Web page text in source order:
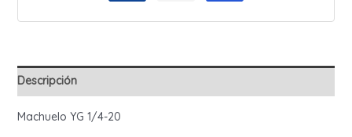
Descripción
Machuelo YG 1/4-20